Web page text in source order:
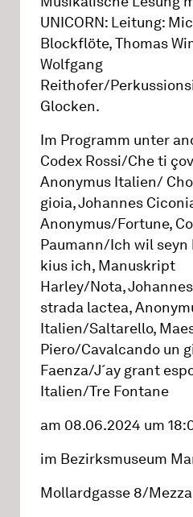
UNICORN: Leitung:
Blockflöte, Thomas
Wolfgang
Reithofer/
Glocken.
Im Programm unter
Codex Rossi/Che ti
Anonymus Italien/
gioia, Johannes
Anonymus/Fortune,
Paumann/Ich wil seyn
kius ich, Manuskript
Harley/Nota,
strada lactea,
Italien/Saltarello,
Piero/Cavalcando un
Faenza/J´ay grant
Italien/Tre Fontane
am 08.06.2024 um
im Bezirksmuseum
Mollardgasse 8/